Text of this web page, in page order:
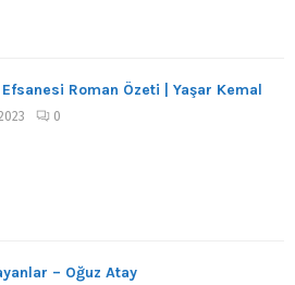
Efsanesi Roman Özeti | Yaşar Kemal
0
– Oğuz Atay